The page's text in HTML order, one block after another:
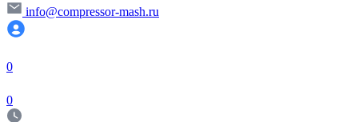
info@compressor-mash.ru
0
0